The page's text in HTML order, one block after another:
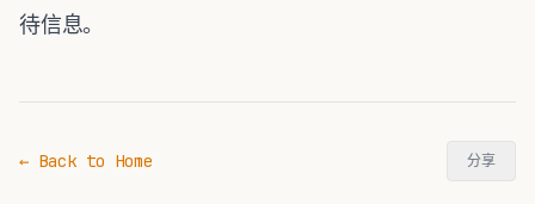
待信息。
← Back to Home 分享